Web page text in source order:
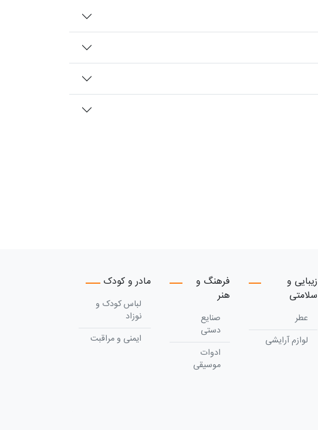
زیبایی و
سلامتی
عطر
لوازم آرایشی
فرهنگ و
هنر
صنایع
دستی
ادوات
موسیقی
مادر و کودک
لباس کودک و
نوزاد
ایمنی و مراقبت